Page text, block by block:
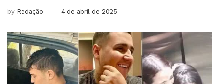
by Redação 4 de abril de 2025